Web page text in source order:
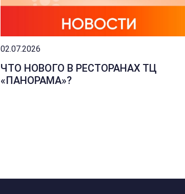
02.07.2026
ЧТО НОВОГО В РЕСТОРАНАХ ТЦ
«ПАНОРАМА»?